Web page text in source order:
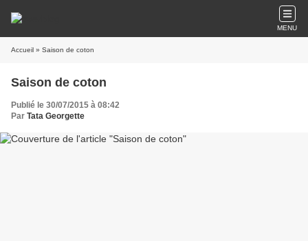
MENU
Accueil » Saison de coton
Saison de coton
Publié le 30/07/2015 à 08:42
Par Tata Georgette